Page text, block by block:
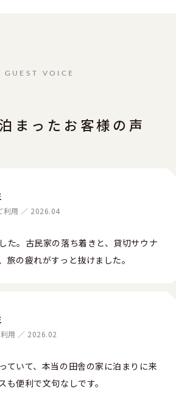
GUEST VOICE
まったお客様の声
利用 ／ 2026.04
た。古民家の落ち着きと、貸切サウナ
旅の疲れがすっと抜けました。
用 ／ 2026.02
ていて、本当の田舎の家に泊まりに来
も便利で文句なしです。